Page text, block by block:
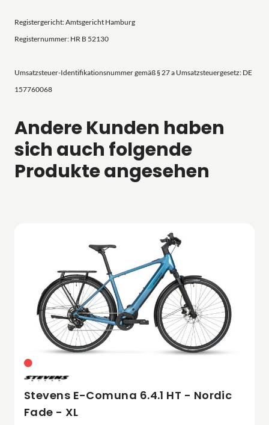
Registergericht: Amtsgericht Hamburg
Registernummer: HR B 52130
Umsatzsteuer-Identifikationsnummer gemäß § 27 a Umsatzsteuergesetz: DE
157760068
Andere Kunden haben
sich auch folgende
Produkte angesehen
Stevens E-Comuna 6.4.1 HT - Nordic
Fade - XL